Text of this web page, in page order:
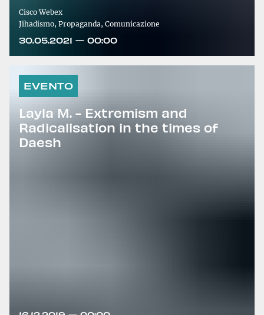
Cisco Webex
Jihadismo, Propaganda, Comunicazione
30.05.2021 — 00:00
EVENTO
Layla M. - Extremism and
Radicalisation in the times of
Daesh